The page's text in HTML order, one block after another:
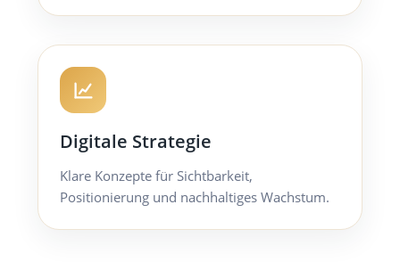
Digitale Strategie
Klare Konzepte für Sichtbarkeit,
Positionierung und nachhaltiges Wachstum.